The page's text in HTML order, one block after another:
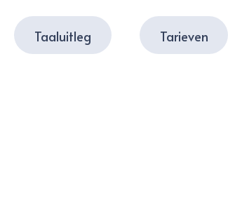
Taaluitleg Tarieven